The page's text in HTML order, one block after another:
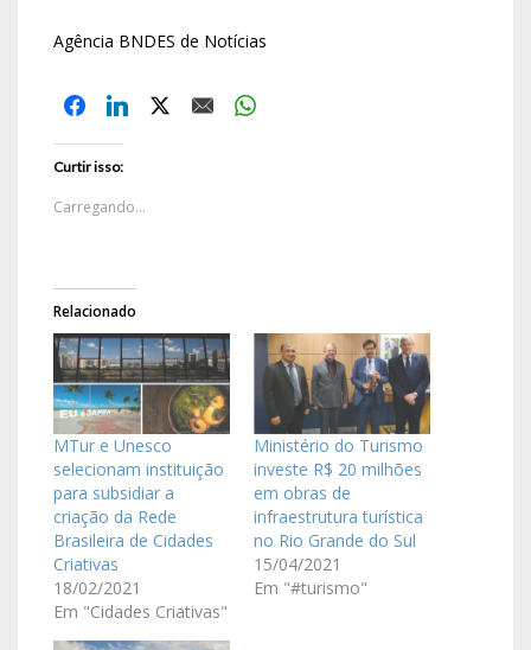
Agência BNDES de Notícias
Curtir isso:
Carregando...
Relacionado
MTur e Unesco
selecionam instituição
para subsidiar a
criação da Rede
Brasileira de Cidades
Criativas
18/02/2021
Em "Cidades Criativas"
Ministério do Turismo
investe R$ 20 milhões
em obras de
infraestrutura turística
no Rio Grande do Sul
15/04/2021
Em "#turismo"